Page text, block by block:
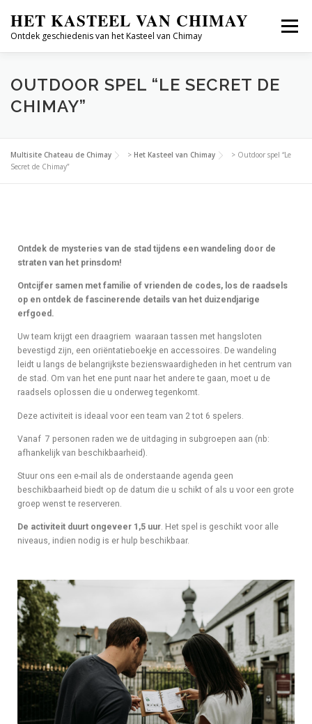
HET KASTEEL VAN CHIMAY
Ontdek geschiedenis van het Kasteel van Chimay
Menu
ONTDEKKEN GROEPSBEZOEKEN
OUTDOOR SPEL “LE SECRET DE
CHIMAY”
Multisite Chateau de Chimay > Het Kasteel van Chimay > Outdoor spel “Le
Secret de Chimay”
Ontdek de mysteries van de stad tijdens een wandeling door de
straten van het prinsdom!
Ontcijfer samen met familie of vrienden de codes, los de raadsels
op en ontdek de fascinerende details van het duizendjarige
erfgoed.
Uw team krijgt een draagriem waaraan tassen met hangsloten
bevestigd zijn, een oriëntatieboekje en accessoires. De wandeling
leidt u langs de belangrijkste bezienswaardigheden in het centrum van
de stad. Om van het ene punt naar het andere te gaan, moet u de
raadsels oplossen die u onderweg tegenkomt.
Deze activiteit is ideaal voor een team van 2 tot 6 spelers.
Vanaf 7 personen raden we de uitdaging in subgroepen aan (nb:
afhankelijk van beschikbaarheid).
Stuur ons een e-mail als de onderstaande agenda geen
beschikbaarheid biedt op de datum die u schikt of als u voor een grote
groep wenst te reserveren.
De activiteit duurt ongeveer 1,5 uur. Het spel is geschikt voor alle
niveaus, indien nodig is er hulp beschikbaar.